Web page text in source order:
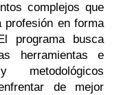
complejos que
en forma
programa busca
herramientas e
metodológicos
de mejor